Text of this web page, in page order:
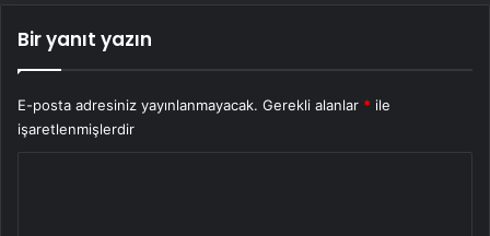
Bir yanıt yazın
E-posta adresiniz yayınlanmayacak. Gerekli alanlar * ile
işaretlenmişlerdir